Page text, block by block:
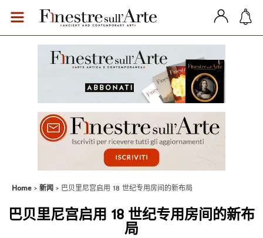
Home 新闻 巴贝里尼宫启用 18 世纪专用房间的新布局
巴贝里尼宫启用 18 世纪专用房间的新布
局